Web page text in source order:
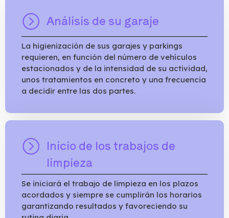
Análisis de su garaje
La higienización de sus garajes y parkings
requieren, en función del número de vehículos
estacionados y de la intensidad de su actividad,
unos tratamientos en concreto y una frecuencia
a decidir entre las dos partes.
Inicio de los trabajos de
limpieza
Se iniciará el trabajo de limpieza en los plazos
acordados y siempre se cumplirán los horarios
garantizando resultados y favoreciendo su